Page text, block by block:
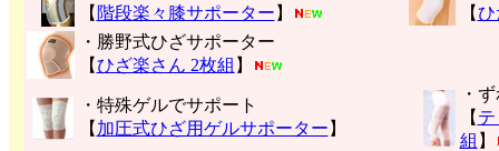
【 階段楽々膝サポーター 】
【ひ
・勝野式ひざサポーター
【ひざ楽さん 2枚組 】
・特殊ゲルでサポート
【 加圧式ひざ用ゲルサポーター 】
・
【
組 】